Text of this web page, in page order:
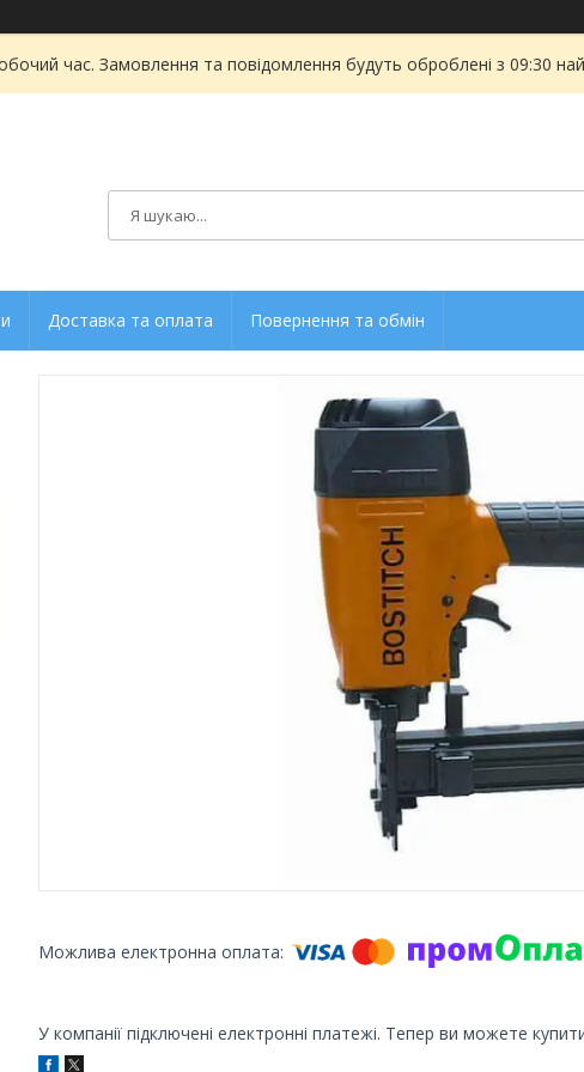
час. Замовлення та повідомлення будуть оброблені з 09:30
Доставка та оплата Повернення та обмін
У компанії підключені електронні платежі. Тепер ви можете